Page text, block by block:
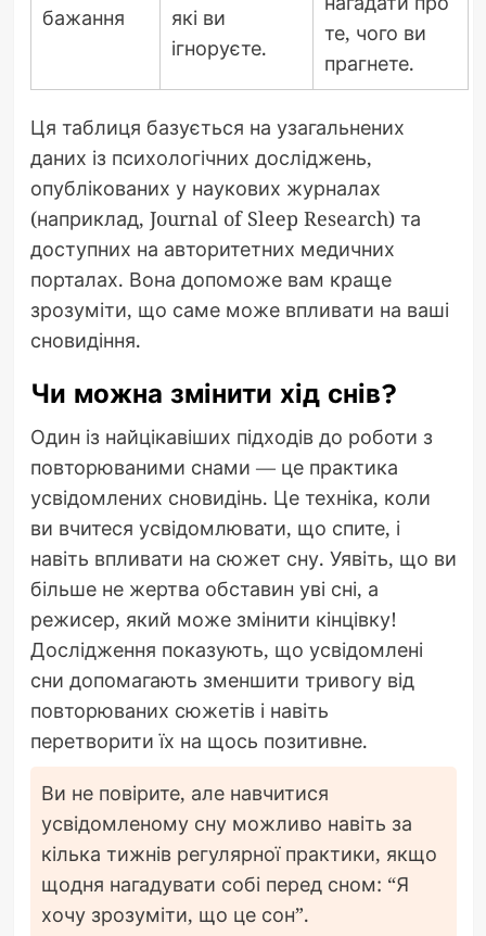
бажання
які ви
ігноруєте.
те, чого ви
прагнете.
Ця таблиця базується на узагальнених
даних із психологічних досліджень,
опублікованих у наукових журналах
(наприклад, Journal of Sleep Research) та
доступних на авторитетних медичних
порталах. Вона допоможе вам краще
зрозуміти, що саме може впливати на ваші
сновидіння.
Чи можна змінити хід снів?
Один із найцікавіших підходів до роботи з
повторюваними снами — це практика
усвідомлених сновидінь. Це техніка, коли
ви вчитеся усвідомлювати, що спите, і
навіть впливати на сюжет сну. Уявіть, що ви
більше не жертва обставин уві сні, а
режисер, який може змінити кінцівку!
Дослідження показують, що усвідомлені
сни допомагають зменшити тривогу від
повторюваних сюжетів і навіть
перетворити їх на щось позитивне.
Ви не повірите, але навчитися
усвідомленому сну можливо навіть за
кілька тижнів регулярної практики, якщо
щодня нагадувати собі перед сном: “Я
хочу зрозуміти, що це сон”.